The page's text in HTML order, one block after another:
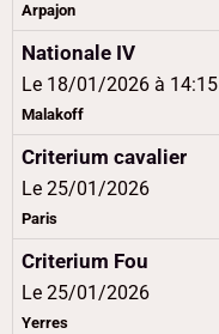
Arpajon
Nationale IV
Le 18/01/2026 à 14:15
Malakoff
Criterium cavalier
Le 25/01/2026
Paris
Criterium Fou
Le 25/01/2026
Yerres